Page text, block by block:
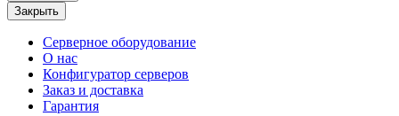
Закрыть
Серверное оборудование
О нас
Конфигуратор серверов
Заказ и доставка
Гарантия